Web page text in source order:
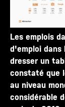
Les emplois
d'emploi
dresser un
constaté que
au niveau
considérable